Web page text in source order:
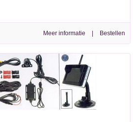
Meer informatie |